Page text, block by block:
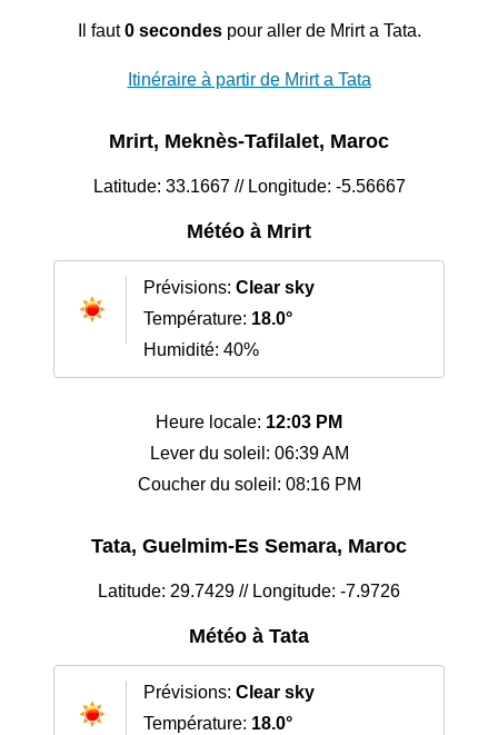
Il faut0 secondespour aller de Mrirt a Tata.
Itinéraire à partir de Mrirt a Tata
Mrirt, Meknès-Tafilalet, Maroc
Latitude: 33.1667 // Longitude: -5.56667
Météo à Mrirt
Prévisions: Clear sky
Température: 18.0°
Humidité: 40%
Heure locale: 12:03 PM
Lever du soleil: 06:39 AM
Coucher du soleil: 08:16 PM
Tata, Guelmim-Es Semara, Maroc
Latitude: 29.7429 // Longitude: -7.9726
Météo à Tata
Prévisions: Clear sky
Température: 18.0°